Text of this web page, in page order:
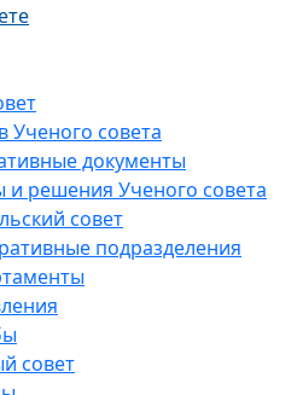
Ученого совета
документы
и решения Ученого совета
совет
подразделения
совет